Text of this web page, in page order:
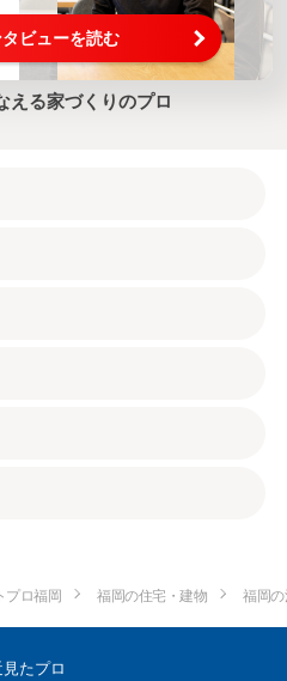
ビューを読む
える家づくりのプロ
プロ福岡 福岡の住宅・建物 福岡
たプロ